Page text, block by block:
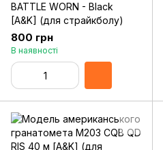
BATTLE WORN - Black
[A&K] (для страйкболу)
800 грн
В наявності